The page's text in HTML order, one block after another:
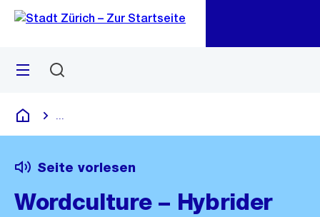
Navigation
Sprunglink
Menü
Deutsch
Seite vorlesen
Wordculture – Hybrider